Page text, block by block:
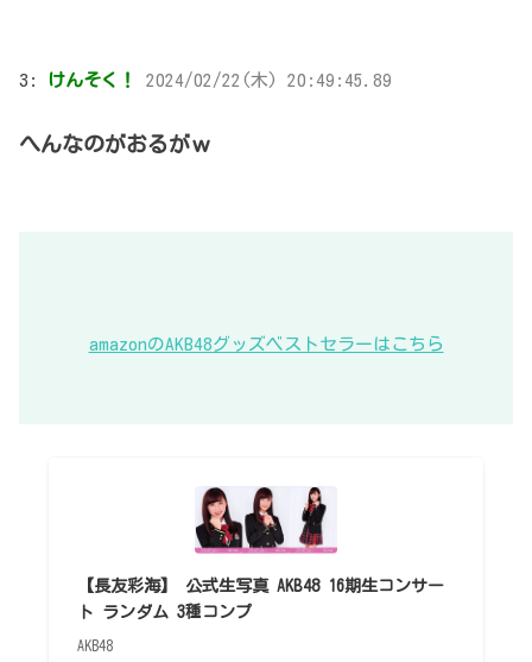
3: けんそく！ 2024/02/22(木) 20:49:45.89
へんなのがおるがｗ
amazonのAKB48グッズベストセラーはこちら
【長友彩海】 公式生写真 AKB48 16期生コンサー
ト ランダム 3種コンプ
AKB48